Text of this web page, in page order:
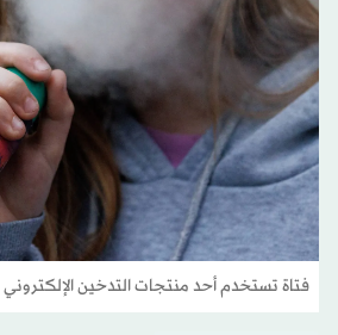
فتاة تستخدم أحد منتجات التدخين